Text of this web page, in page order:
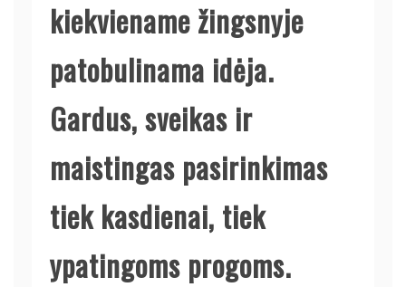
kiekviename žingsnyje
patobulinama idėja.
Gardus, sveikas ir
maistingas pasirinkimas
tiek kasdienai, tiek
ypatingoms progoms.